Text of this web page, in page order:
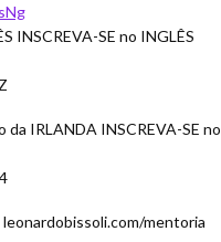
INSCREVA-SE no INGLÊS
da IRLANDA INSCREVA-SE no
mentoria